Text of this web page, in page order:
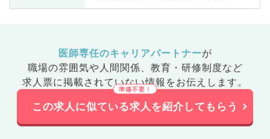
医師専任のキャリアパートナーが
職場の雰囲気や人間関係、 教育・研修制度など
求人票に掲載されていない情報をお伝えします。
この求人に似ている求人を紹介してもらう